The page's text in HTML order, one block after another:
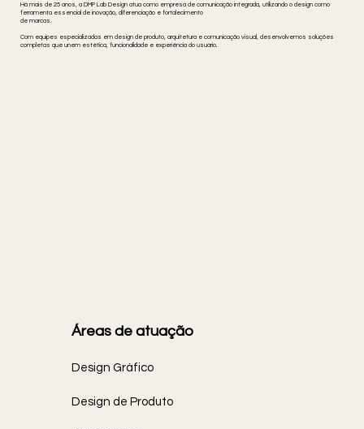
Há mais de 25 anos, a DMP Lab Design atua como empresa de comunicação integrada, utilizando o design como
ferramenta essencial de inovação, diferenciação e fortalecimento
de marcas.
Com equipes especializadas em design de produto, arquitetura e comunicação visual, desenvolvemos soluções
completas que unem estética, funcionalidade e experiência do usuário.
Áreas de atuação
Design Gráfico
Design de Produto